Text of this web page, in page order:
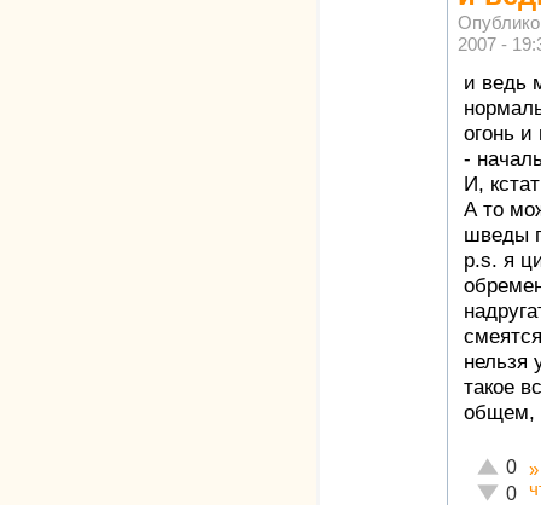
2007 -
и ведь
огонь и
-
И,
А то
шведы
p.s. я
нельзя
такое
общем,
0
0